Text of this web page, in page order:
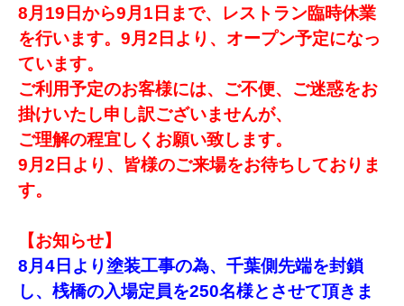
8月19日から9月1日まで、レストラン臨時休業
を行います。9月2日より、オープン予定になっ
ています。
ご利用予定のお客様には、ご不便、ご迷惑をお
掛けいたし申し訳ございませんが、
ご理解の程宜しくお願い致します。
9月2日より、皆様のご来場をお待ちしておりま
す。
【お知らせ】
8月4日より塗装工事の為、千葉側先端を封鎖
し、 桟橋の入場定員を250名様とさせて頂きま